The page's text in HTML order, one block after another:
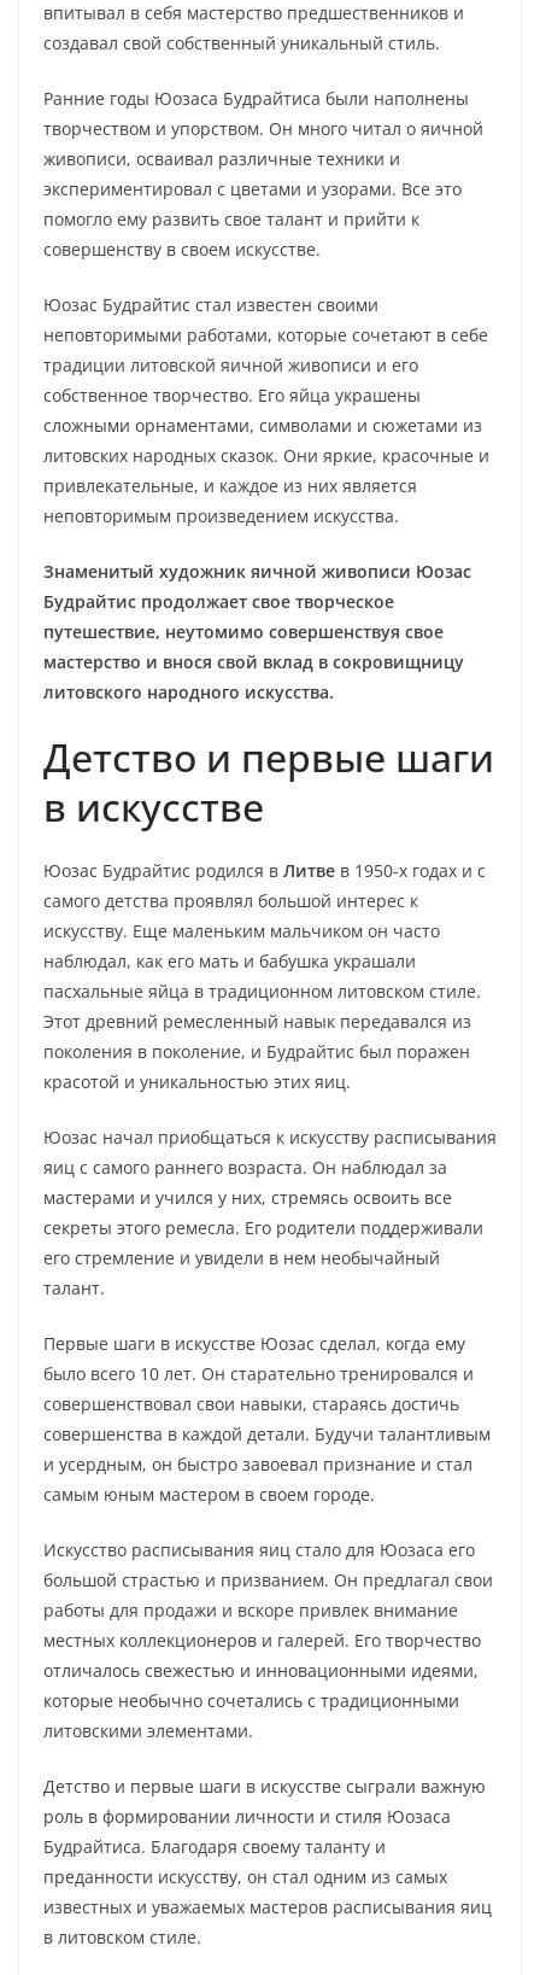
впитывал в себя мастерство предшественников и
создавал свой собственный уникальный стиль.
Ранние годы Юозаса Будрайтиса были наполнены
творчеством и упорством. Он много читал о яичной
живописи, осваивал различные техники и
экспериментировал с цветами и узорами. Все это
помогло ему развить свое талант и прийти к
совершенству в своем искусстве.
Юозас Будрайтис стал известен своими
неповторимыми работами, которые сочетают в себе
традиции литовской яичной живописи и его
собственное творчество. Его яйца украшены
сложными орнаментами, символами и сюжетами из
литовских народных сказок. Они яркие, красочные и
привлекательные, и каждое из них является
неповторимым произведением искусства.
Знаменитый художник яичной живописи Юозас
Будрайтис продолжает свое творческое
путешествие, неутомимо совершенствуя свое
мастерство и внося свой вклад в сокровищницу
литовского народного искусства.
Детство и первые шаги
в искусстве
Юозас Будрайтис родился в Литве в 1950-х годах и с
самого детства проявлял большой интерес к
искусству. Еще маленьким мальчиком он часто
наблюдал, как его мать и бабушка украшали
пасхальные яйца в традиционном литовском стиле.
Этот древний ремесленный навык передавался из
поколения в поколение, и Будрайтис был поражен
красотой и уникальностью этих яиц.
Юозас начал приобщаться к искусству расписывания
яиц с самого раннего возраста. Он наблюдал за
мастерами и учился у них, стремясь освоить все
секреты этого ремесла. Его родители поддерживали
его стремление и увидели в нем необычайный
талант.
Первые шаги в искусстве Юозас сделал, когда ему
было всего 10 лет. Он старательно тренировался и
совершенствовал свои навыки, стараясь достичь
совершенства в каждой детали. Будучи талантливым
и усердным, он быстро завоевал признание и стал
самым юным мастером в своем городе.
Искусство расписывания яиц стало для Юозаса его
большой страстью и призванием. Он предлагал свои
работы для продажи и вскоре привлек внимание
местных коллекционеров и галерей. Его творчество
отличалось свежестью и инновационными идеями,
которые необычно сочетались с традиционными
литовскими элементами.
Детство и первые шаги в искусстве сыграли важную
роль в формировании личности и стиля Юозаса
Будрайтиса. Благодаря своему таланту и
преданности искусству, он стал одним из самых
известных и уважаемых мастеров расписывания яиц
в литовском стиле.